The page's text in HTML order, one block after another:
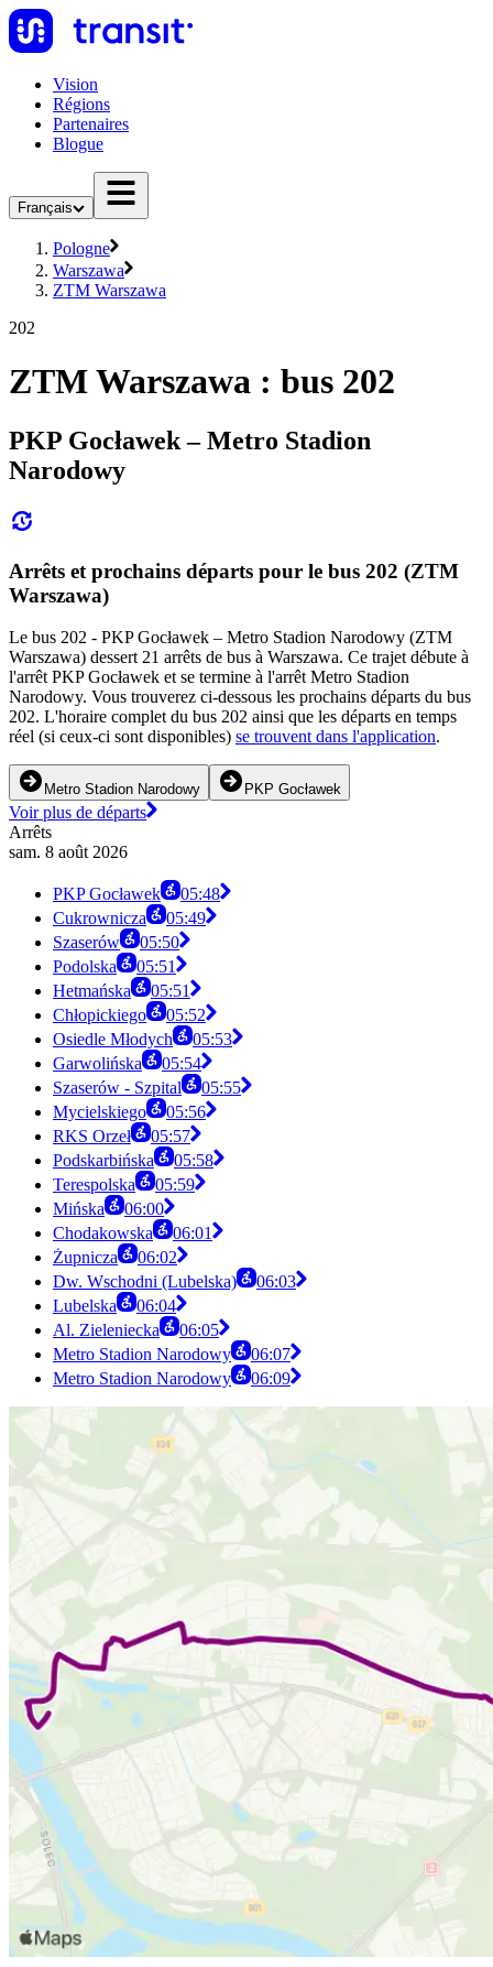
Vision
Régions
Partenaires
Blogue
Français
Pologne
Warszawa
ZTM Warszawa
202
ZTM Warszawa : bus 202
PKP Gocławek – Metro Stadion
Narodowy
Arrêts et prochains départs pour le bus 202 (ZTM
Warszawa)
Le bus 202 - PKP Gocławek – Metro Stadion Narodowy (ZTM
Warszawa) dessert 21 arrêts de bus à Warszawa. Ce trajet débute à
l'arrêt PKP Gocławek et se termine à l'arrêt Metro Stadion
Narodowy. Vous trouverez ci-dessous les prochains départs du bus
202. L'horaire complet du bus 202 ainsi que les départs en temps
réel (si ceux-ci sont disponibles) se trouvent dans l'application.
Metro Stadion Narodowy PKP Gocławek
Voir plus de départs
Arrêts
sam. 8 août 2026
PKP Gocławek
05:48
Cukrownicza
05:49
Szaserów
05:50
Podolska
05:51
Hetmańska
05:51
Chłopickiego
05:52
Osiedle Młodych
05:53
Garwolińska
05:54
Szaserów - Szpital
05:55
Mycielskiego
05:56
RKS Orzeł
05:57
Podskarbińska
05:58
Terespolska
05:59
Mińska
06:00
Chodakowska
06:01
Żupnicza
06:02
Dw. Wschodni (Lubelska)
06:03
Lubelska
06:04
Al. Zieleniecka
06:05
Metro Stadion Narodowy
06:07
Metro Stadion Narodowy
06:09